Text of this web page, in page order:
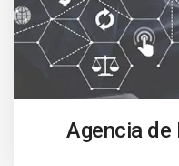
Agencia de